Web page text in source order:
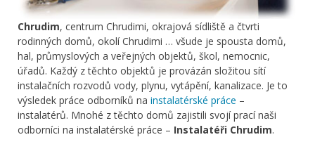
Chrudim, centrum Chrudimi, okrajová sídliště a čtvrti
rodinných domů, okolí Chrudimi … všude je spousta domů,
hal, průmyslových a veřejných objektů, škol, nemocnic,
úřadů. Každý z těchto objektů je provázán složitou sítí
instalačních rozvodů vody, plynu, vytápění, kanalizace. Je to
výsledek práce odborníků na instalatérské práce –
instalatérů. Mnohé z těchto domů zajistili svojí prací naši
odborníci na instalatérské práce – Instalatéři Chrudim.